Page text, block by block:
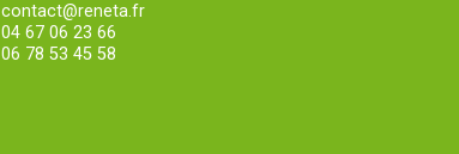
contact@reneta.fr
04 67 06 23 66
06 78 53 45 58